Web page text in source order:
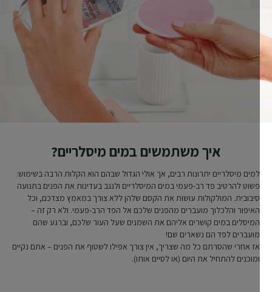
איך משתמשים במים מיסלריים?
למים מיסלריים יתרונות רבים, אך אולי הגדול שבהם הוא הקלות הרבה בשימוש:
פשוט להרטיב פד רב-פעמי במים המיסלריים ולנגב בעדינות את הפנים בתנועה
סיבובית. המולקולות עושות את הקסם שלהן ללא צורך במאמץ מצדכם, וכל
האיפור והלכלוך מועברים מהפנים שלכם אל הפד הרב-פעמי. ולא רק זה –
המיסלים במים קושרים אליהם את השמנים שעל העור שלכם, וברגע שהם
מועברים לפד הם נשארים שם!
אז אחרי שהסרתם כל מה שצריך, אין צורך אפילו לשטוף את הפנים – אתם נקיים
ומוכנים להתחיל את היום (או לסיים אותו).